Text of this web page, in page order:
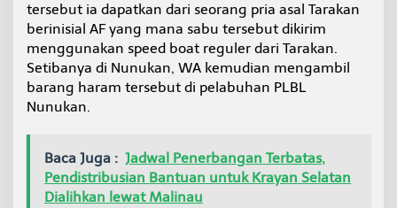
tersebut ia dapatkan dari seorang pria asal Tarakan
berinisial AF yang mana sabu tersebut dikirim
menggunakan speed boat reguler dari Tarakan.
Setibanya di Nunukan, WA kemudian mengambil
barang haram tersebut di pelabuhan PLBL
Nunukan.
Baca Juga : Jadwal Penerbangan Terbatas,
Pendistribusian Bantuan untuk Krayan Selatan
Dialihkan lewat Malinau